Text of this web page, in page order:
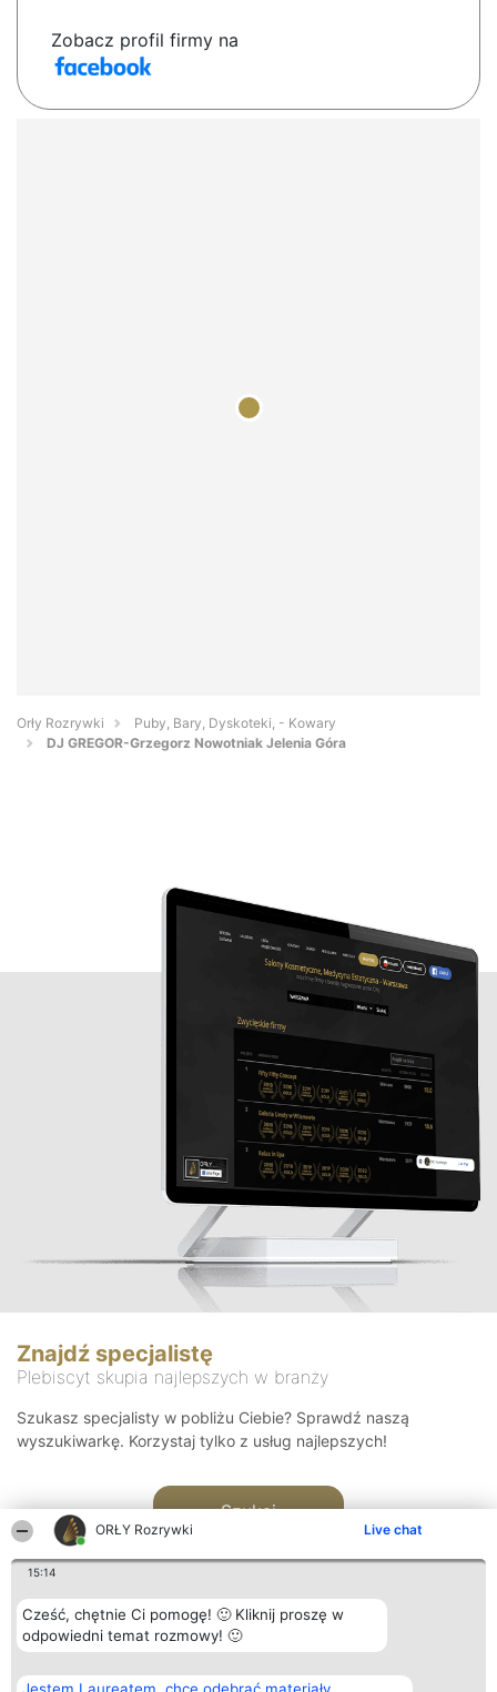
ORŁY Rozrywki Live chat
15:14
Cześć, chętnie Ci pomogę! 🙂 Kliknij proszę w
odpowiedni temat rozmowy! 🙂
Zobacz profil firmy na
Orły Rozrywki
Puby, Bary, Dyskoteki, - Kowary
DJ GREGOR-Grzegorz Nowotniak Jelenia Góra
Znajdź specjalistę
Plebiscyt skupia najlepszych w branży
Szukasz specjalisty w pobliżu Ciebie? Sprawdź naszą
wyszukiwarkę. Korzystaj tylko z usług najlepszych!
Szukaj
Organizator plebiscytu Plebiscyt Kontakt